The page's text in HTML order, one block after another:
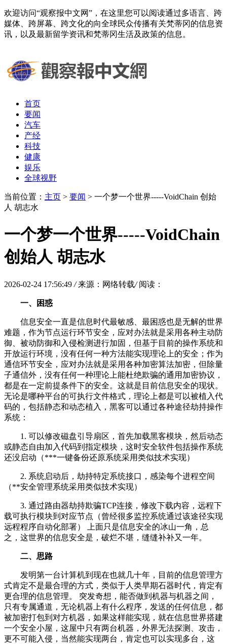
欢迎访问“观察报中文网”，在这里您可以阅读通过多语言、跨
媒体、跨屏幕、跨文化的向全球民众传播有关梵蒂冈的信息资
讯，以及最新留学资讯和梵蒂冈生活及政策的信息。
首页
要闻
汽车
产经
科技
健康
娱乐
全球视野
当前位置： 主页 > 要闻 > 一个梦一个世界-----VoidChain 创始
人 胡志水
一个梦一个世界-----VoidChain
创始人 胡志水
2026-02-24 17:56:49 / 来源：网络转载/ 阅读：
一、困惑
信息安全一直是信息时代最敏感、最困惑也是无解的世界
难题，作为节点运行环节安全，应对办法就是采用各种主动防
御、被动防御和入侵检测进行加固，但基于目前的操作系统和
开放运行环境，没有任何一种方法能实现理论上的安全；作为
通信环节安全，应对办法就是采用各种加密算法加密，但除量
子通信外，没有任何一种理论上能杜绝欺骗的通用加密协议，
都是在一定前提条件下的安全。这就是目前信息安全的现状。
无论是哪种平台的可执行文件格式，理论上都是可以被植入代
码的，包括静态和动态植入，黑客可以通过各种途径劫持操作
系统：
1. 可以修改磁盘引导扇区，首先加载黑客模块，然后动态
或静态自由加入代码到指定模块，这时安全软件包括操作系统
还没启动（***一键备份还原系统采用类似技术实现）
2. 系统启动后，劫持特定系统接口，感染每个进程空间
（**安全管理系统采用类似技术实现）
3. 通过路由器劫持欺骗TCP连接，修改下载内容，远程下
载可执行模块到对应节点（曾经很多监控系统通过该途径实现
远程程序自动化部署） 上面只是信息安全的冰山一角，总
之，这世界的信息安全是，破烂不堪，缝缝补补又一年。
二、思路
发明第一台计算机到现在也就几十年，目前的信息管理方
式肯定不是最合理的方式，类似于人类早期石器时代，肯定有
更合理的信息管理。 突发奇想，能否做到机器与机器之间，
只有专属通道，无论机器上有什么程序，发送的任何信息，都
被加密打包到对方机器，如果这样能实现，就在信息世界搭建
一个安全小屋，这屋中只有两台机器，外界无法探测、攻击，
更不可能入侵，当然能实现两台，肯定也可以实现多台，这